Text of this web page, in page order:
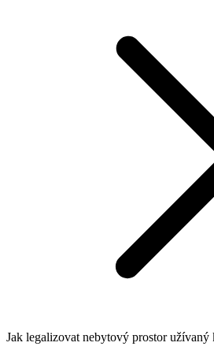
Jak legalizovat nebytový prostor užívaný